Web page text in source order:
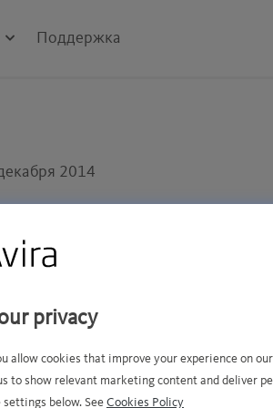
Поддержка
2014
соглашение с конечным
правовыми соглашениями
продуктов или
услуг (далее «Продукты», «Наши
между компанией, чьи
Avira («мы», «нас», «наш» или
то под Avira имеется в виду
privacy
allow cookies that improve your experience on
to show relevant marketing content and deliver
below. See Cookies Policy